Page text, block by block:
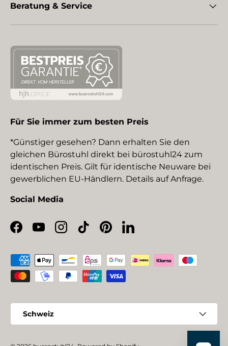
Beratung & Service
Für Sie immer zum besten Preis
*Günstiger gesehen? Dann erhalten Sie den
gleichen Bürostuhl direkt bei bürostuhl24 zum
identischen Preis. Gilt für identische Neuware bei
gewerblichen EU-Händlern. Details auf Anfrage.
Social Media
Facebook
YouTubeInstagram
TikTokPinterestLinkedIn
Zahlungsmethoden
Schweiz